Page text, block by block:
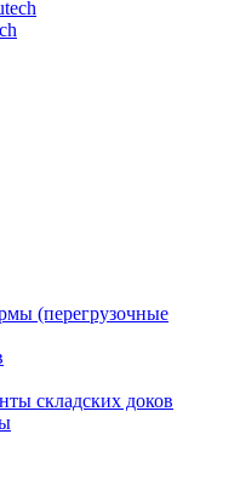
(перегрузочные
складских доков